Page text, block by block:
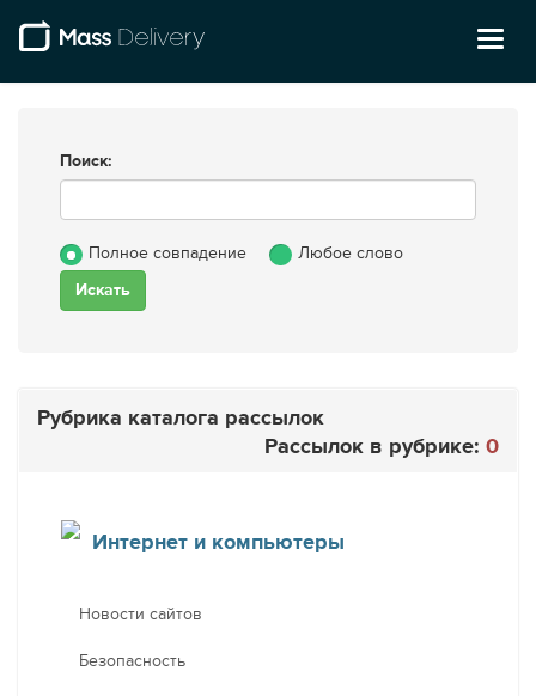
Поиск:
Полное совпадение Любое слово
Рубрика каталога рассылок
Рассылок в рубрике: 0
Интернет и компьютеры
Новости сайтов
Безопасность